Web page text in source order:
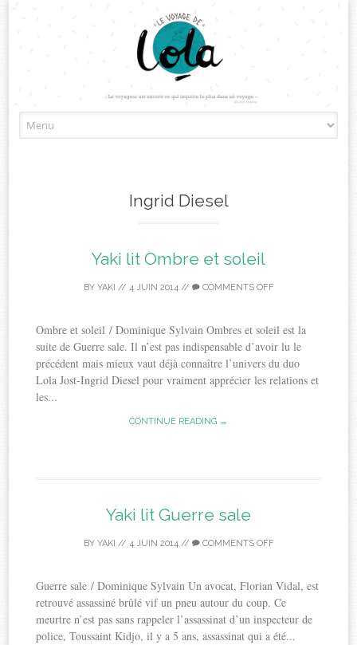
to
Ingrid Diesel
Yaki lit Ombre et soleil
BY YAKI // 4 JUIN 2014// COMMENTS OFF
Ombre et soleil / Dominique Sylvain Ombres et soleil est la
suite de Guerre sale. Il n’est pas indispensable d’avoir lu le
précédent mais mieux vaut déjà connaître l’univers du duo
Lola Jost-Ingrid Diesel pour vraiment apprécier les relations et
les...
CONTINUE READING →
Yaki lit Guerre sale
BY YAKI // 4 JUIN 2014// COMMENTS OFF
Guerre sale / Dominique Sylvain Un avocat, Florian Vidal, est
retrouvé assassiné brûlé vif un pneu autour du coup. Ce
meurtre n’est pas sans rappeler l’assassinat d’un inspecteur de
police, Toussaint Kidjo, il y a 5 ans, assassinat qui a été...